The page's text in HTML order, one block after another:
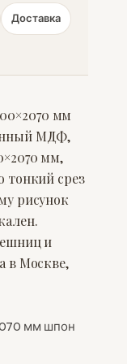
Доставка
мм
МДФ,
мм,
тонкий срез
рисунок
и
в Москве,
мм шпон